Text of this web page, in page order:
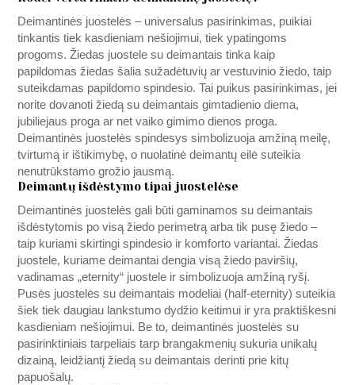
Deimantinės juostelės – universalus pasirinkimas, puikiai
tinkantis tiek kasdieniam nešiojimui, tiek ypatingoms
progoms. Žiedas juostele su deimantais tinka kaip
papildomas žiedas šalia sužadėtuvių ar vestuvinio žiedo, taip
suteikdamas papildomo spindesio. Tai puikus pasirinkimas, jei
norite dovanoti žiedą su deimantais gimtadienio diema,
jubiliejaus proga ar net vaiko gimimo dienos proga.
Deimantinės juostelės spindesys simbolizuoja amžiną meilę,
tvirtumą ir ištikimybę, o nuolatinė deimantų eilė suteikia
nenutrūkstamo grožio jausmą.
Deimantų išdėstymo tipai juostelėse
Deimantinės juostelės gali būti gaminamos su deimantais
išdėstytomis po visą žiedo perimetrą arba tik pusę žiedo –
taip kuriami skirtingi spindesio ir komforto variantai. Žiedas
juostele, kuriame deimantai dengia visą žiedo paviršių,
vadinamas „eternity“ juostele ir simbolizuoja amžiną ryšį.
Pusės juostelės su deimantais modeliai (half-eternity) suteikia
šiek tiek daugiau lankstumo dydžio keitimui ir yra praktiškesni
kasdieniam nešiojimui. Be to, deimantinės juostelės su
pasirinktiniais tarpeliais tarp brangakmenių sukuria unikalų
dizainą, leidžiantį žiedą su deimantais derinti prie kitų
papuošalų.